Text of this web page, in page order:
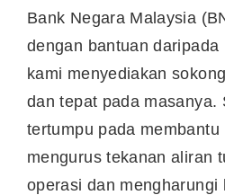
Bank Negara Malaysia
dengan bantuan daripada
kami menyediakan
dan tepat pada masanya.
tertumpu pada
mengurus tekanan aliran
operasi dan mengharungi